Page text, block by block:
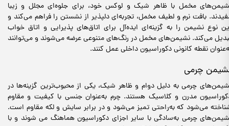
مخمل با ظاهر شیک و لوکس خود، برای جلوه‌ای مجلل و زیبا
بافت نرم و لطیف مخمل، تجربه‌ای دلپذیر از نشستن را فراهم می‌کند و
نوع نشیمن را به گزینه‌ای ایده‌آل برای اتاق‌های پذیرایی و اتاق خواب
می‌کند. نشیمن‌های مخمل در رنگ‌های متنوعی عرضه می‌شوند و می‌توانند
نقطه کانونی دکوراسیون داخلی عمل کنند.
چرمی
چرمی به دلیل دوام و ظاهر شیک، یکی از محبوب‌ترین گزینه‌ها در
مدرن و کلاسیک هستند. چرم به‌عنوان جنسی با کیفیت و مقاوم
می‌شود که به‌راحتی تمیز می‌شود و در برابر سایش و لکه مقاوم است.
چرمی به‌سادگی با سایر اجزای دکوراسیون هماهنگ می شوند و با